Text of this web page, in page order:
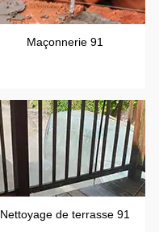
Maçonnerie 91
Nettoyage de terrasse 91